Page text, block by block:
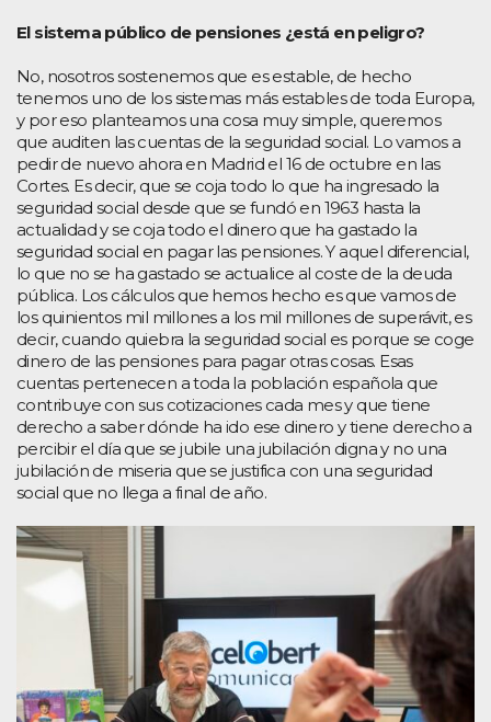
El sistema público de pensiones ¿está en peligro?
No, nosotros sostenemos que es estable, de hecho
tenemos uno de los sistemas más estables de toda Europa,
y por eso planteamos una cosa muy simple, queremos
que auditen las cuentas de la seguridad social. Lo vamos a
pedir de nuevo ahora en Madrid el 16 de octubre en las
Cortes. Es decir, que se coja todo lo que ha ingresado la
seguridad social desde que se fundó en 1963 hasta la
actualidad y se coja todo el dinero que ha gastado la
seguridad social en pagar las pensiones. Y aquel diferencial,
lo que no se ha gastado se actualice al coste de la deuda
pública. Los cálculos que hemos hecho es que vamos de
los quinientos mil millones a los mil millones de superávit, es
decir, cuando quiebra la seguridad social es porque se coge
dinero de las pensiones para pagar otras cosas. Esas
cuentas pertenecen a toda la población española que
contribuye con sus cotizaciones cada mes y que tiene
derecho a saber dónde ha ido ese dinero y tiene derecho a
percibir el día que se jubile una jubilación digna y no una
jubilación de miseria que se justifica con una seguridad
social que no llega a final de año.